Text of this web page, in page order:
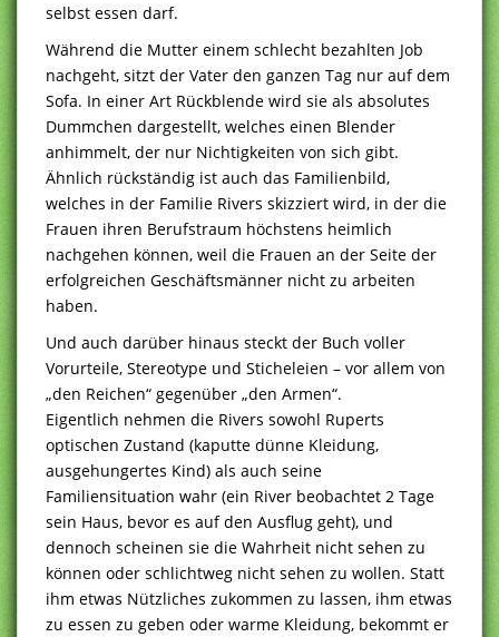
selbst essen darf.
Während die Mutter einem schlecht bezahlten Job
nachgeht, sitzt der Vater den ganzen Tag nur auf dem
Sofa. In einer Art Rückblende wird sie als absolutes
Dummchen dargestellt, welches einen Blender
anhimmelt, der nur Nichtigkeiten von sich gibt.
Ähnlich rückständig ist auch das Familienbild,
welches in der Familie Rivers skizziert wird, in der die
Frauen ihren Berufstraum höchstens heimlich
nachgehen können, weil die Frauen an der Seite der
erfolgreichen Geschäftsmänner nicht zu arbeiten
haben.
Und auch darüber hinaus steckt der Buch voller
Vorurteile, Stereotype und Sticheleien – vor allem von
„den Reichen“ gegenüber „den Armen“.
Eigentlich nehmen die Rivers sowohl Ruperts
optischen Zustand (kaputte dünne Kleidung,
ausgehungertes Kind) als auch seine
Familiensituation wahr (ein River beobachtet 2 Tage
sein Haus, bevor es auf den Ausflug geht), und
dennoch scheinen sie die Wahrheit nicht sehen zu
können oder schlichtweg nicht sehen zu wollen. Statt
ihm etwas Nützliches zukommen zu lassen, ihm etwas
zu essen zu geben oder warme Kleidung, bekommt er